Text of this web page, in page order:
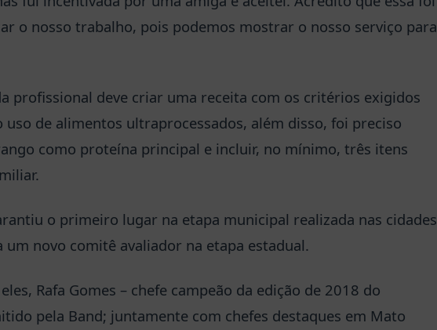
o nosso trabalho, pois podemos mostrar o nosso serviço para
profissional deve criar uma receita com os critérios exigidos
de alimentos ultraprocessados, além disso, foi preciso
como proteína principal e incluir, no mínimo, três itens
o primeiro lugar na etapa municipal realizada nas cidades
um novo comitê avaliador na etapa estadual.
Rafa Gomes – chefe campeão da edição de 2018 do
pela Band; juntamente com chefes destaques em Mato